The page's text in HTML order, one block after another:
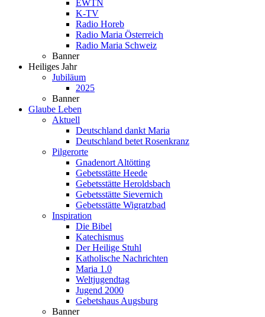
EWTN
K-TV
Radio Horeb
Radio Maria Österreich
Radio Maria Schweiz
Banner
Heiliges Jahr
Jubiläum
2025
Banner
Glaube Leben
Aktuell
Deutschland dankt Maria
Deutschland betet Rosenkranz
Pilgerorte
Gnadenort Altötting
Gebetsstätte Heede
Gebetsstätte Heroldsbach
Gebetsstätte Sievernich
Gebetsstätte Wigratzbad
Inspiration
Die Bibel
Katechismus
Der Heilige Stuhl
Katholische Nachrichten
Maria 1.0
Weltjugendtag
Jugend 2000
Gebetshaus Augsburg
Banner